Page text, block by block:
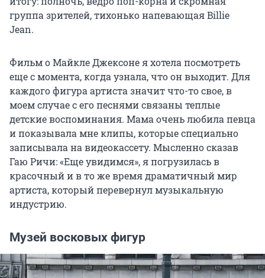
группа зрителей, тихонько напевающая Billie
Jean.
Фильм о Майкле Джексоне я хотела посмотреть
еще с момента, когда узнала, что он выходит. Для
каждого фигура артиста значит что-то свое, в
моем случае с его песнями связаны теплые
детские воспоминания. Мама очень любила певца
и показывала мне клипы, которые специально
записывала на видеокассету. Мысленно сказав
Гаю Ричи: «Еще увидимся», я погрузилась в
красочный и в то же время драматичный мир
артиста, который перевернул музыкальную
индустрию.
Музей восковых фигур